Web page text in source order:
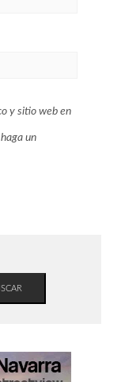
y sitio web en
un